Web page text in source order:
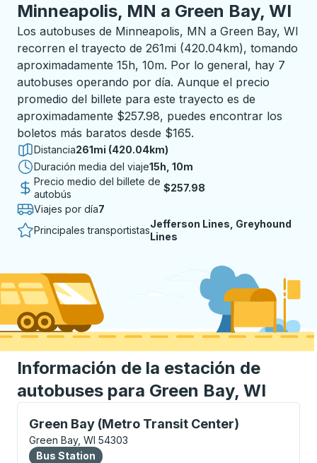
Minneapolis, MN a Green Bay, WI
Los autobuses de Minneapolis, MN a Green Bay, WI
recorren el trayecto de 261mi (420.04km), tomando
aproximadamente 15h, 10m. Por lo general, hay 7
autobuses operando por día. Aunque el precio
promedio del billete para este trayecto es de
aproximadamente $257.98, puedes encontrar los
boletos más baratos desde $165.
Distancia261mi (420.04km)
Duración media del viaje15 horas 10 minutos
15h, 10m
Precio medio del billete de
autobús
$257.98
Viajes por día7
Principales transportistas
Jefferson Lines, Greyhound
Lines
Información de la estación de
autobuses para Green Bay, WI
Green Bay (Metro Transit Center)
Bus Station, utilice las teclas de flecha o la tecla
Green Bay, WI 54303
Bus Station
Bus Station